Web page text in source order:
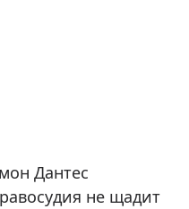
Дантес
не щадит